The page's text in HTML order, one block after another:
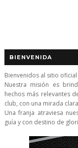
BIENVENIDA
Bienvenidos al sitio
Nuestra misión es
hechos más relevantes
club, con una mirada
Una franja atraviesa
guía y con destino de